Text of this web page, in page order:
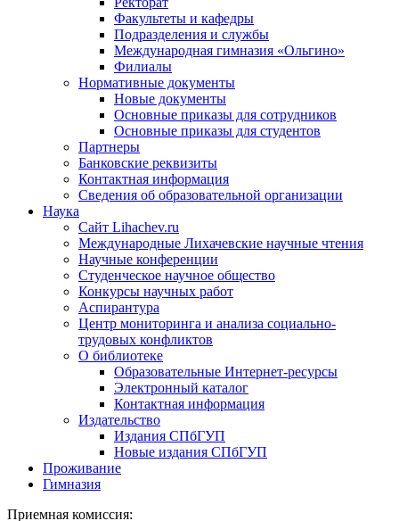
Факультеты и кафедры
Подразделения и службы
Международная гимназия «Ольгино»
Филиалы
Нормативные документы
Новые документы
Основные приказы для сотрудников
Основные приказы для студентов
Партнеры
Банковские реквизиты
Контактная информация
Сведения об образовательной организации
Наука
Сайт Lihachev.ru
Международные Лихачевские научные чтения
Научные конференции
Студенческое научное общество
Конкурсы научных работ
Аспирантура
Центр мониторинга и анализа социально-
трудовых конфликтов
О библиотеке
Образовательные Интернет-ресурсы
Электронный каталог
Контактная информация
Издательство
Издания СПбГУП
Новые издания СПбГУП
Проживание
Гимназия
Приемная комиссия: